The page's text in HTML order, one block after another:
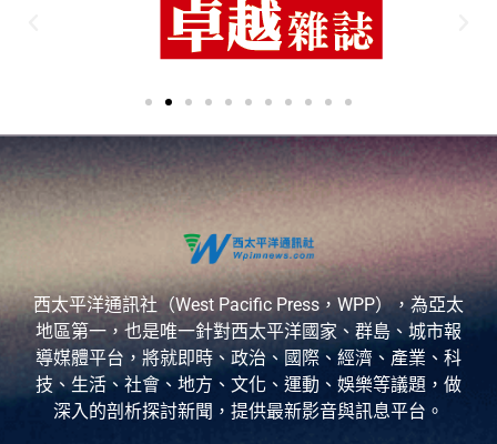
西太平洋通訊社（West Pacific Press，WPP），為亞太
地區第一，也是唯一針對西太平洋國家、群島、城市報
導媒體平台，將就即時、政治、國際、經濟、產業、科
技、生活、社會、地方、文化、運動、娛樂等議題，做
深入的剖析探討新聞，提供最新影音與訊息平台。